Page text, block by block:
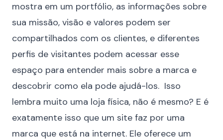
mostra em um portfólio, as informações sobre
sua missão, visão e valores podem ser
compartilhados com os clientes, e diferentes
perfis de visitantes podem acessar esse
espaço para entender mais sobre a marca e
descobrir como ela pode ajudá-los. Isso
lembra muito uma loja física, não é mesmo? E é
exatamente isso que um site faz por uma
marca que está na internet. Ele oferece um